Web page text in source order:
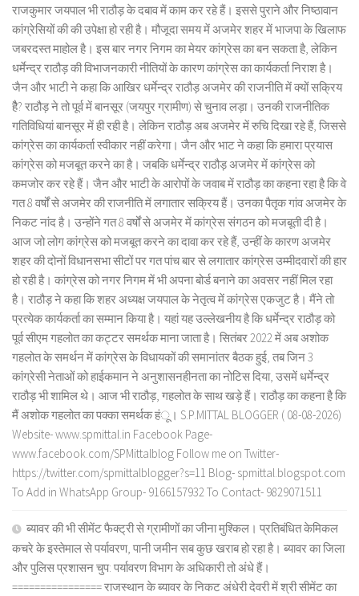
राजकुमार जयपाल भी राठौड़ के दबाव में काम कर रहे हैं। इससे पुराने और निष्ठावान
कांग्रेसियों की की उपेक्षा हो रही है। मौजूदा समय में अजमेर शहर में भाजपा के खिलाफ
जबरदस्त माहोल है। इस बार नगर निगम का मेयर कांग्रेस का बन सकता है, लेकिन
धर्मेन्द्र राठौड़ की विभाजनकारी नीतियों के कारण कांग्रेस का कार्यकर्ता निराश है।
जैन और भाटी ने कहा कि आखिर धर्मेन्द्र राठौड़ अजमेर की राजनीति में क्यों सक्रिय
हैै? राठौड़ ने तो पूर्व में बानसूर (जयपुर ग्रामीण) से चुनाव लड़ा। उनकी राजनीतिक
गतिविधियां बानसूर में ही रही है। लेकिन राठौड़ अब अजमेर में रुचि दिखा रहे हैं, जिससे
कांग्रेस का कार्यकर्ता स्वीकार नहीं करेगा। जैन और भाट ने कहा कि हमारा प्रयास
कांग्रेस को मजबूत करने का है। जबकि धर्मेन्द्र राठौड़ अजमेर में कांग्रेस को
कमजोर कर रहे हैं। जैन और भाटी के आरोपों के जवाब में राठौड़ का कहना रहा है कि वे
गत 8 वर्षों से अजमेर की राजनीति में लगातार सक्रिय हैं। उनका पैतृक गांव अजमेर के
निकट नांद है। उन्होंने गत 8 वर्षों से अजमेर में कांग्रेस संगठन को मजबूती दी है।
आज जो लोग कांग्रेस को मजबूत करने का दावा कर रहे हैं, उन्हीं के कारण अजमेर
शहर की दोनों विधानसभा सीटों पर गत पांच बार से लगातार कांग्रेस उम्मीदवारों की हार
हो रही है। कांग्रेस को नगर निगम में भी अपना बोर्ड बनाने का अवसर नहीं मिल रहा
है। राठौड़ ने कहा कि शहर अध्यक्ष जयपाल के नेतृत्व में कांग्रेस एकजुट है। मैंने तो
प्रत्येक कार्यकर्ता का सम्मान किया है। यहां यह उल्लेखनीय है कि धर्मेन्द्र राठौड़ को
पूर्व सीएम गहलोत का कट्टर समर्थक माना जाता है। सितंबर 2022 में अब अशोक
गहलोत के समर्थन में कांग्रेस के विधायकों की समानांतर बैठक हुई, तब जिन 3
कांग्रेसी नेताओं को हाईकमान ने अनुशासनहीनता का नोटिस दिया, उसमें धर्मेन्द्र
राठौड़ भी शामिल थे। आज भी राठौड़, गहलोत के साथ खड़े हैं। राठौड़ का कहना है कि
मैं अशोक गहलोत का पक्का समर्थक हंू। S.P.MITTAL BLOGGER ( 08-08-2026)
Website- www.spmittal.in Facebook Page-
www.facebook.com/SPMittalblog Follow me on Twitter-
https://twitter.com/spmittalblogger?s=11 Blog- spmittal.blogspot.com
To Add in WhatsApp Group- 9166157932 To Contact- 9829071511
ब्यावर की भी सीमेंट फैक्ट्री से ग्रामीणों का जीना मुश्किल। प्रतिबंधित केमिकल
कचरे के इस्तेमाल से पर्यावरण, पानी जमीन सब कुछ खराब हो रहा है। ब्यावर का जिला
और पुलिस प्रशासन चुप: पर्यावरण विभाग के अधिकारी तो अंधे हैं।
================ राजस्थान के ब्यावर के निकट अंधेरी देवरी में श्री सीमेंट का